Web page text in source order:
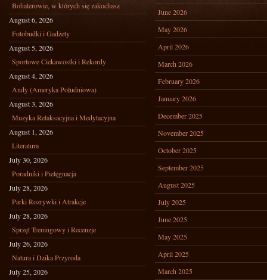
Bohaterowie, w których się zakochasz
August 6, 2026
Fotobudki i Gadżety
August 5, 2026
Sportowe Ciekawostki i Rekordy
August 4, 2026
Andy (Ameryka Południowa)
August 3, 2026
Muzyka Relaksacyjna i Medytacyjna
August 1, 2026
Literatura
July 30, 2026
Poradniki i Pielęgnacja
July 28, 2026
Parki Rozrywki i Atrakcje
July 28, 2026
Sprzęt Treningowy i Recenzje
July 26, 2026
Natura i Dzika Przyroda
July 25, 2026
June 2026
May 2026
April 2026
March 2026
February 2026
January 2026
December 2025
November 2025
October 2025
September 2025
August 2025
July 2025
June 2025
May 2025
April 2025
March 2025